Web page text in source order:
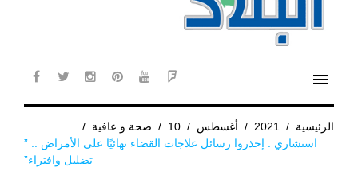
menu
الرئيسية /
2021
/ أغسطس /
10
/ صحة و عافية /
استشاري : إحذروا رسائل علاجات القضاء نهائيًا على الأمراض .. ”
تضليل وافتراء”